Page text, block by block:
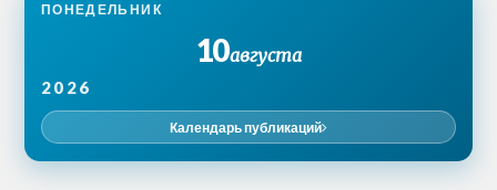
ПОНЕДЕЛЬНИК
10августа
2026
Календарь публикаций